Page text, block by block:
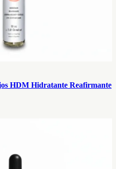
HDM Hidratante Reafirmante